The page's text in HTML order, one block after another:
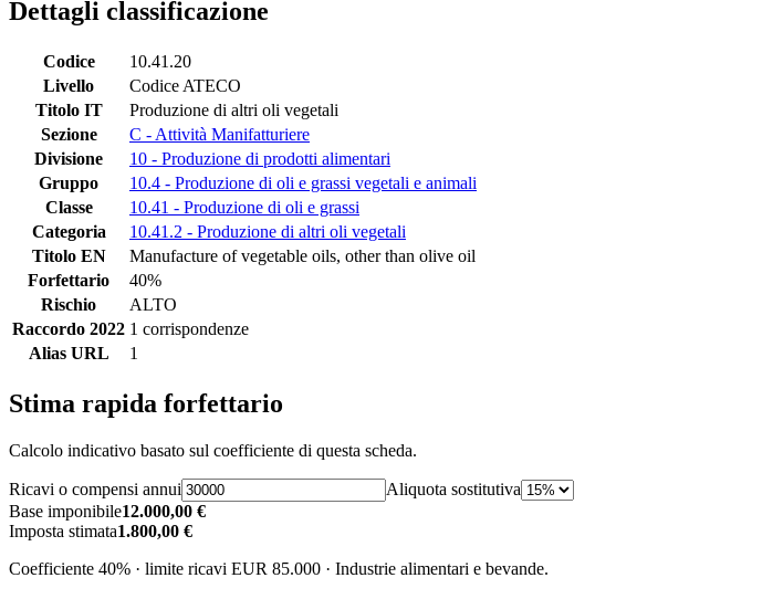
Dettagli classificazione
Codice
10.41.20
Livello
Codice ATECO
Titolo IT
Produzione di altri oli vegetali
Sezione
C - Attività Manifatturiere
Divisione
10 - Produzione di prodotti alimentari
Gruppo
10.4 - Produzione di oli e grassi vegetali e animali
Classe
10.41 - Produzione di oli e grassi
Categoria
10.41.2 - Produzione di altri oli vegetali
Titolo EN
Manufacture of vegetable oils, other than olive oil
Forfettario
40%
Rischio
ALTO
Raccordo 2022 1 corrispondenze
Alias URL
1
Stima rapida forfettario
Calcolo indicativo basato sul coefficiente di questa scheda.
Ricavi o compensi annui
Aliquota sostitutiva
Base imponibile12.000,00 €
Imposta stimata1.800,00 €
Coefficiente 40% · limite ricavi EUR 85.000 · Industrie alimentari e bevande.